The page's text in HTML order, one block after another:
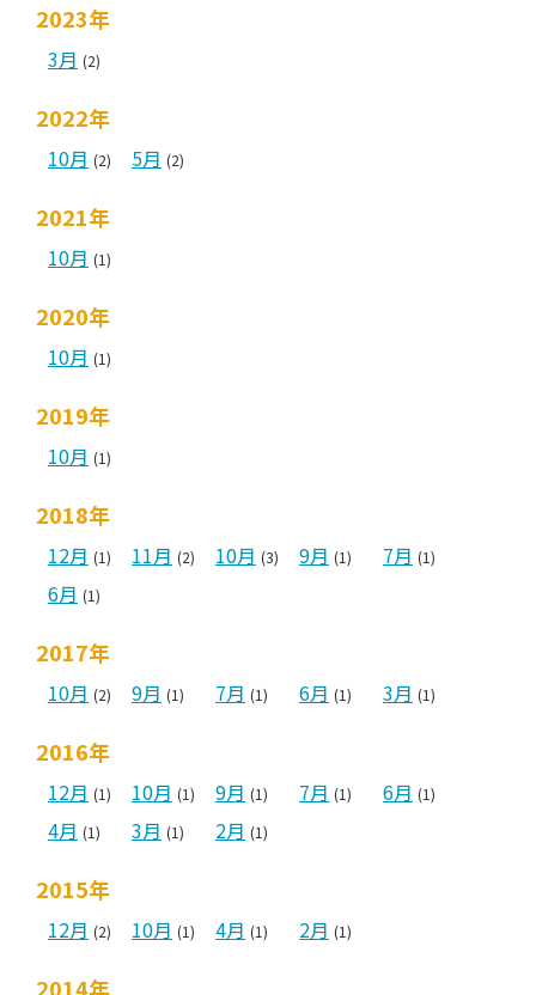
2023年
3月 (2)
2022年
10月 (2) 5月 (2)
2021年
10月 (1)
2020年
10月 (1)
2019年
10月 (1)
2018年
12月 (1) 11月 (2) 10月 (3) 9月 (1) 7月 (1)
6月 (1)
2017年
10月 (2) 9月 (1) 7月 (1) 6月 (1) 3月 (1)
2016年
12月 (1) 10月 (1) 9月 (1) 7月 (1) 6月 (1)
4月 (1) 3月 (1) 2月 (1)
2015年
12月 (2) 10月 (1) 4月 (1) 2月 (1)
2014年